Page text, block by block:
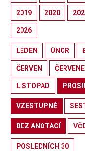
2019 2020
2026
LEDEN ÚNOR
ČERVEN
LISTOPAD
VZESTUPNĚ
BEZ ANOTACÍ
POSLEDNÍCH 30